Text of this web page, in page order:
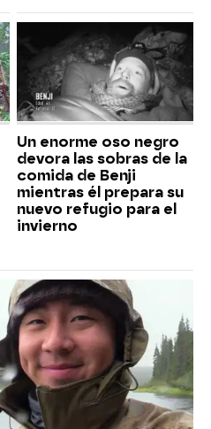
Un enorme oso negro
devora las sobras de la
comida de Benji
mientras él prepara su
nuevo refugio para el
invierno